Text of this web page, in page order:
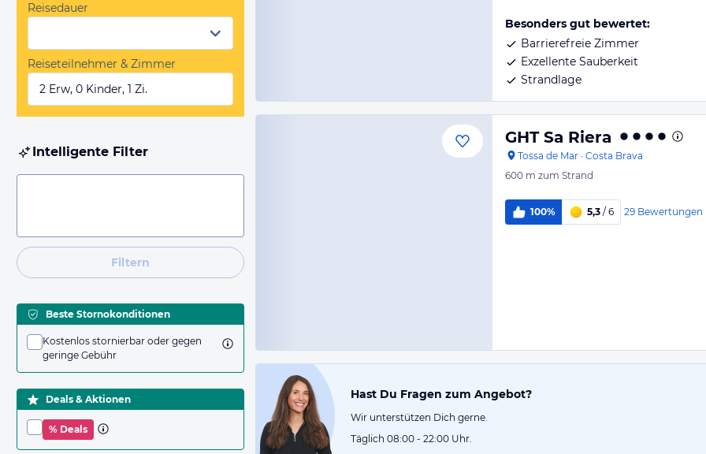
Reisedauer
Reiseteilnehmer & Zimmer
2 Erw, 0 Kinder, 1 Zi.
Intelligente Filter
Filtern
Beste Stornokonditionen
Kostenlos stornierbar oder gegen
geringe Gebühr
Deals & Aktionen
% Deals
Besonders gut bewertet:
Barrierefreie Zimmer
Exzellente Sauberkeit
Strandlage
GHT Sa Riera
Tossa de Mar · Costa Brava
600 m zum Strand
100% 5,3 / 6 29 Bewertungen
Hast Du Fragen zum Angebot?
Wir unterstützen Dich gerne.
Täglich 08:00 - 22:00 Uhr.